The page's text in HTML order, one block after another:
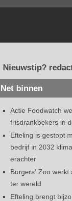
Nieuwstip?
Net binnen
Actie Foodwatch
frisdrankbekers in
Efteling is gestopt
bedrijf in 2032
erachter
Burgers' Zoo werkt
ter wereld
Efteling brengt